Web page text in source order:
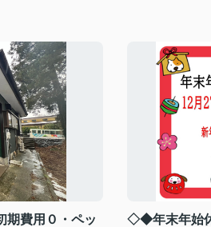
費用０・ペッ
◇◆年末年始